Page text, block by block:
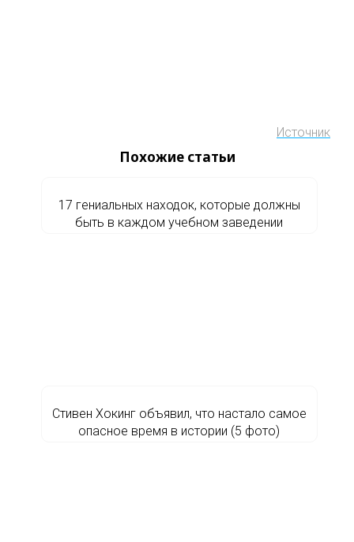
Источник
Похожие статьи
17 гениальных находок, которые должны
быть в каждом учебном заведении
Стивен Хокинг объявил, что настало самое
опасное время в истории (5 фото)